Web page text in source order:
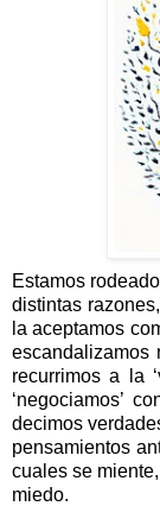
Estamos
distintas
la aceptamos
escandalizamos
recurrimos a la
‘negociamos’
decimos
pensamientos
cuales se
miedo.